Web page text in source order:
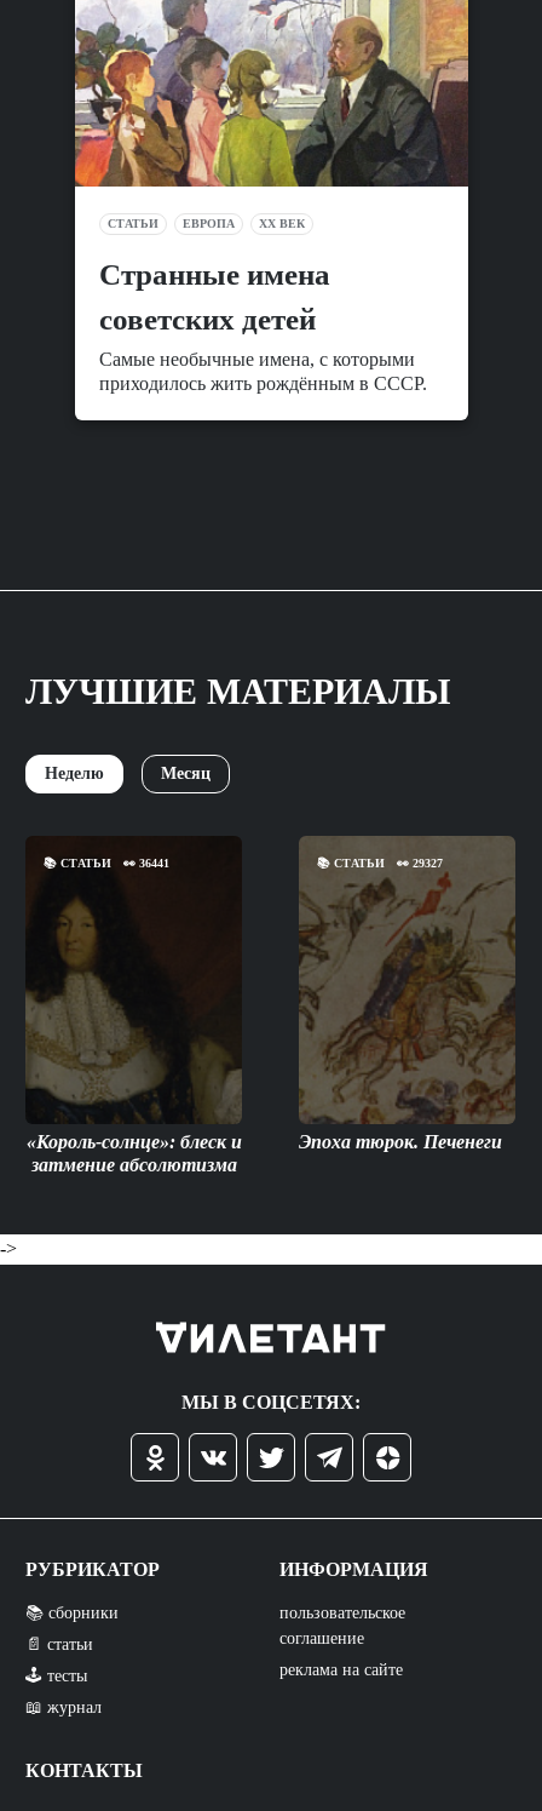
СТАТЬИ ЕВРОПА XX ВЕК
Cтранные имена
советских детей
Самые необычные имена, с которыми
приходилось жить рождённым в СССР.
ЛУЧШИЕ МАТЕРИАЛЫ
Неделю Месяц
📚 СТАТЬИ 👀 36441
«Король-солнце»: блеск и
затмение абсолютизма
📚СТАТЬИ 👀29327
Эпоха тюрок. Печенеги
->
МЫ В СОЦСЕТЯХ:
РУБРИКАТОР
📚 сборники
📄 статьи
🕹️ тесты
📖 журнал
КОНТАКТЫ
ИНФОРМАЦИЯ
пользовательское
соглашение
реклама на сайте